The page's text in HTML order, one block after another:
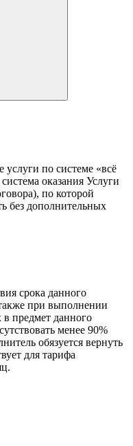
услуги по системе «всё
оказания Услуги
по которой
без дополнительных
срока данного
при выполнении
в предмет данного
менее 90%
обязуется вернуть
для тарифа